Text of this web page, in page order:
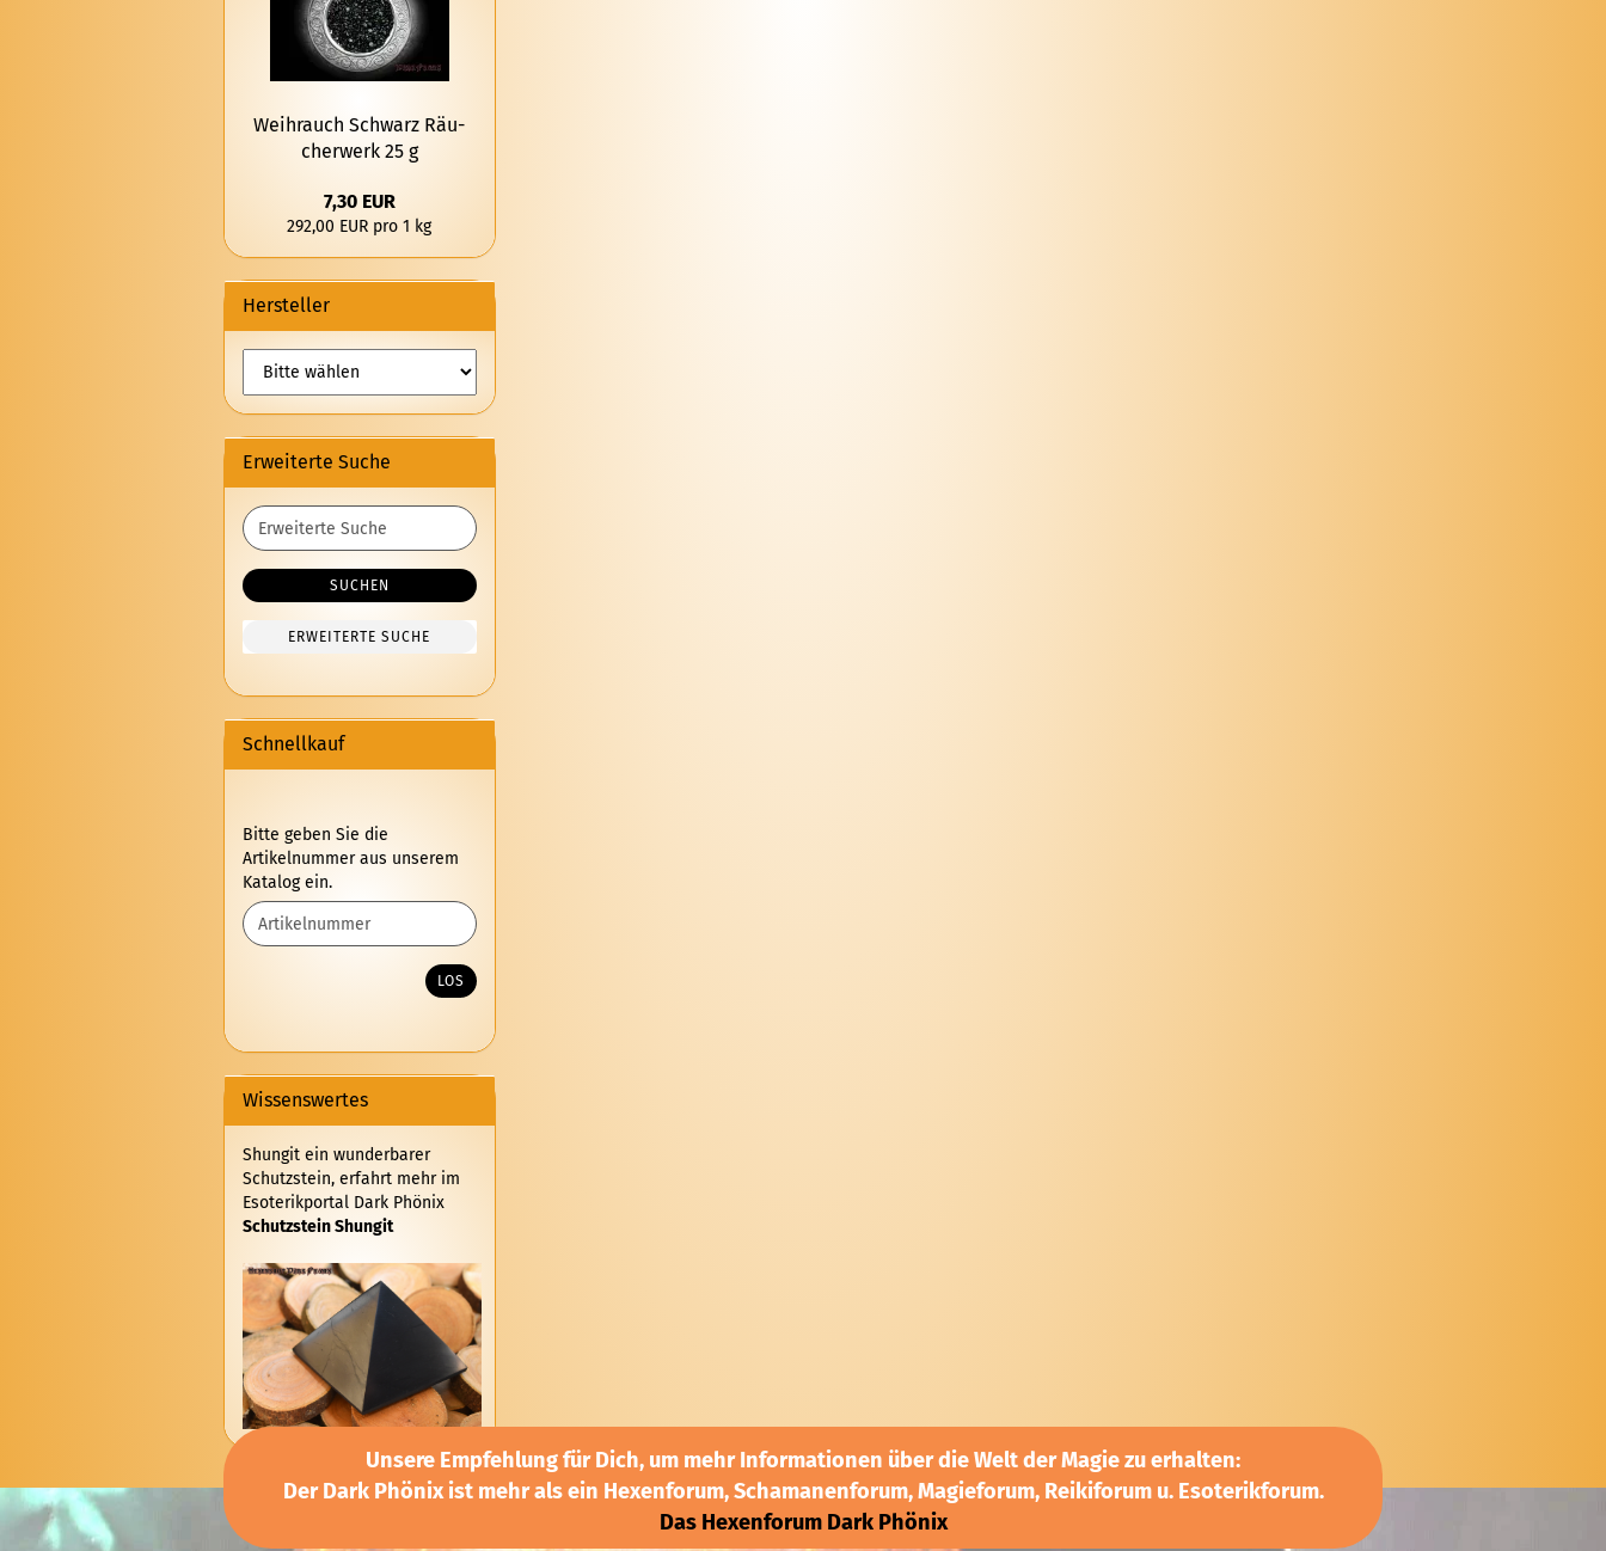
Weih­rauch Schwarz Räu­
cher­werk 25 g
7,30 EUR
292,00 EUR pro 1 kg
Hersteller
Erweiterte Suche
Erweiterte
Suche
SUCHEN
ERWEITERTE SUCHE
Schnellkauf
BITTE
GEBEN
SIE
DIE
ARTIKELNUMMER
AUS
Bitte geben Sie die
Artikelnummer aus unserem
Katalog ein.
LOS
Wissenswertes
Shungit ein wunderbarer
Schutzstein, erfahrt mehr im
Esoterikportal Dark Phönix
Schutzstein Shungit
Unsere Empfehlung für Dich, um mehr Informationen über die Welt der Magie zu erhalten:
Der Dark Phönix ist mehr als ein Hexenforum, Schamanenforum, Magieforum, Reikiforum u. Esoterikforum.
Das Hexenforum Dark Phönix